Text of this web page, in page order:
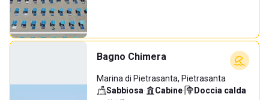
Bagno Chimera
Marina di Pietrasanta, Pietrasanta
Sabbiosa· Cabine· Doccia calda·